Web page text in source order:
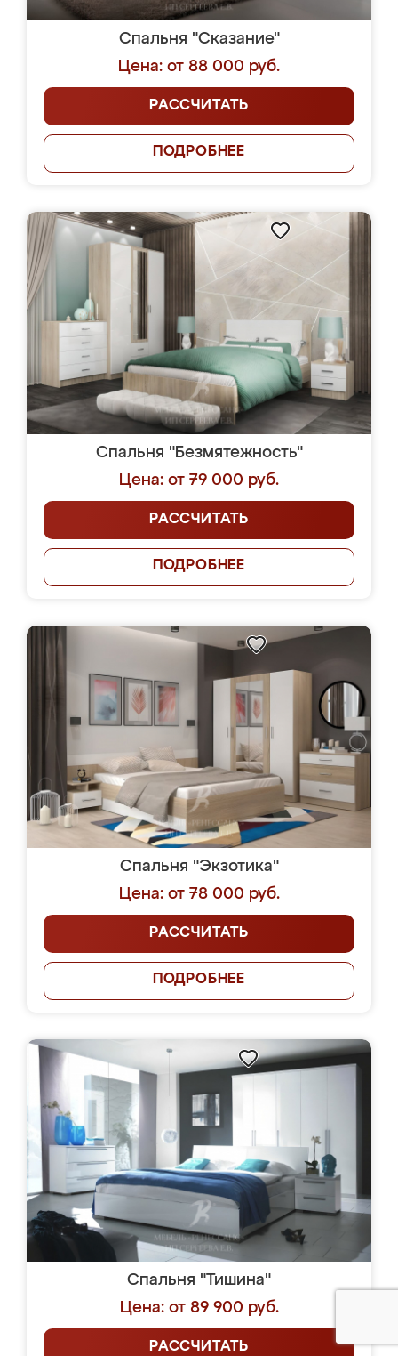
Спальня "Сказание"
Цена: от 88 000 руб.
РАССЧИТАТЬ
ПОДРОБНЕЕ
Спальня "Безмятежность"
Цена: от 79 000 руб.
РАССЧИТАТЬ
ПОДРОБНЕЕ
Спальня "Экзотика"
Цена: от 78 000 руб.
РАССЧИТАТЬ
ПОДРОБНЕЕ
Спальня "Тишина"
Цена: от 89 900 руб.
РАССЧИТАТЬ